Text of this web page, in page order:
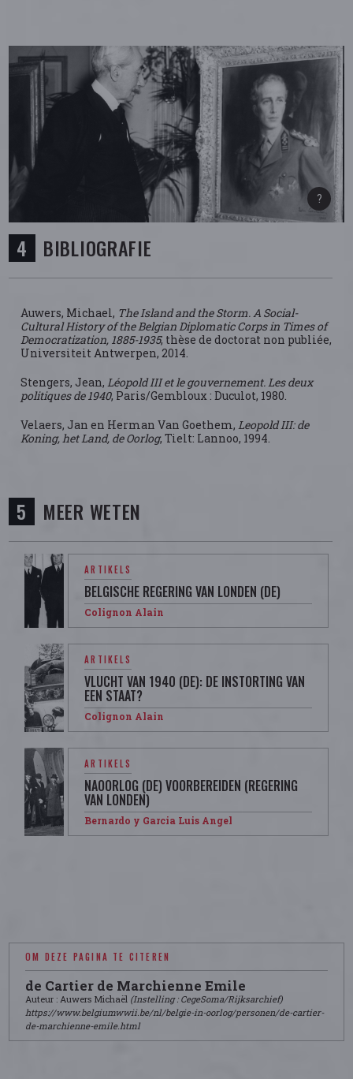
BIBLIOGRAFIE
Auwers, Michael, The Island and the Storm. A Social-
Cultural History of the Belgian Diplomatic Corps in Times of
Democratization, 1885-1935, thèse de doctorat non publiée,
Universiteit Antwerpen, 2014.
Stengers, Jean,Léopold III et le gouvernement. Les deux
politiques de 1940, Paris/Gembloux : Duculot, 1980.
Velaers, Jan en Herman Van Goethem,Leopold III: de
Koning, het Land, de Oorlog, Tielt: Lannoo, 1994.
MEER WETEN
ARTIKELS
BELGISCHE REGERING VAN LONDEN (DE)
Colignon Alain
ARTIKELS
VLUCHT VAN 1940 (DE): DE INSTORTING VAN
EEN STAAT?
Colignon Alain
ARTIKELS
NAOORLOG (DE) VOORBEREIDEN (REGERING
VAN LONDEN)
Bernardo y Garcia Luis Angel
OM DEZE PAGINA TE CITEREN
de Cartier de Marchienne Emile
Auteur : Auwers Michaël (Instelling : CegeSoma/Rijksarchief)
https://www.belgiumwwii.be/nl/belgie-in-oorlog/personen/de-cartier-
de-marchienne-emile.html